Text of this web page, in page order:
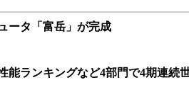
ータ「富岳」が完成
能ランキングなど4部門で4期連続